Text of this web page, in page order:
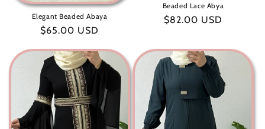
Elegant Beaded Abaya
سعر
$65.00 USD
Beaded Lace Abya
سعر
$82.00 USD